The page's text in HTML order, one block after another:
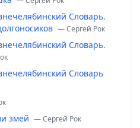
Словарь.
— Сергей Рок
Словарь.
Словарь
змей — Сергей Рок